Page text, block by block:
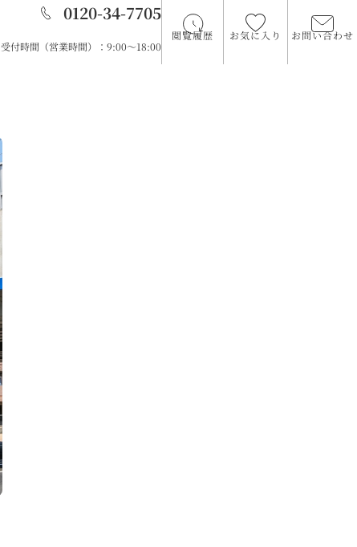
0120-34-7705
受付時間（営業時間）：9:00～18:00
閲覧履歴 お気に入り お問い合わせ